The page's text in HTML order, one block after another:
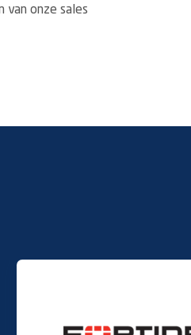
onze sales